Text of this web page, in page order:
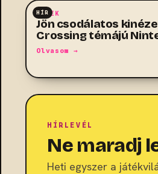
HÍR
HÍREK
Jön csodálatos
Crossing témájú
Olvasom →
HÍRLEVÉL
Ne maradj
Heti egyszer a